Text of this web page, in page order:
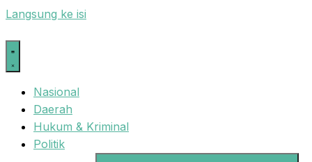
Langsung ke isi
Nasional
Daerah
Hukum & Kriminal
Politik